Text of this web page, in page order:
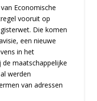
Economische
vooruit op
Die komen
een nieuwe
in het
de maatschappelijke
werden
van adressen